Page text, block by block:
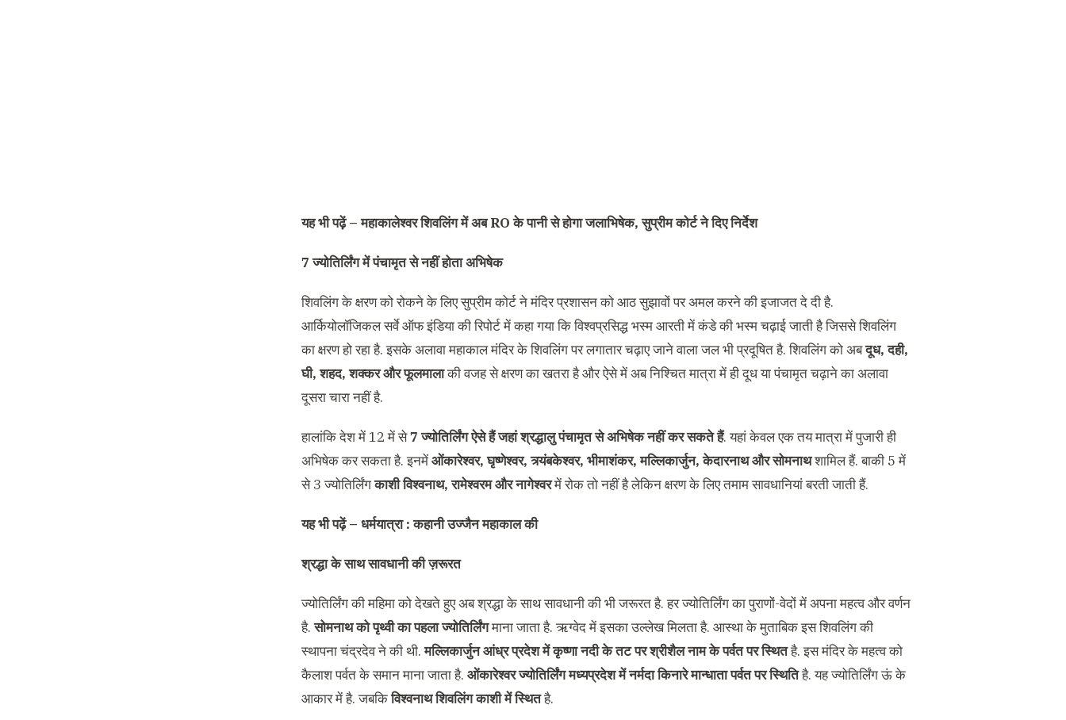
यह भी पढ़ें –महाकालेश्वर शिवलिंग में अब RO के पानी से होगा जलाभिषेक, सुप्रीम कोर्ट ने दिए निर्देश
7 ज्योतिर्लिंग में पंचामृत से नहीं होता अभिषेक
शिवलिंग के क्षरण को रोकने के लिए सुप्रीम कोर्ट ने मंदिर प्रशासन को आठ सुझावों पर अमल करने की इजाजत दे दी है.
आर्कियोलॉजिकल सर्वे ऑफ इंडिया की रिपोर्ट में कहा गया कि विश्वप्रसिद्ध भस्म आरती में कंडे की भस्म चढ़ाई जाती है जिससे शिवलिंग
का क्षरण हो रहा है. इसके अलावा महाकाल मंदिर के शिवलिंग पर लगातार चढ़ाए जाने वाला जल भी प्रदूषित है. शिवलिंग को अबदूध, दही,
घी, शहद, शक्कर और फूलमालाकी वजह से क्षरण का खतरा है और ऐसे में अब निश्चित मात्रा में ही दूध या पंचामृत चढ़ाने का अलावा
दूसरा चारा नहीं है.
हालांकि देश में 12 में से7 ज्योतिर्लिंग ऐसे हैं जहां श्रद्धालु पंचामृत से अभिषेक नहीं कर सकते हैं. यहां केवल एक तय मात्रा में पुजारी ही
अभिषेक कर सकता है. इनमेंओंकारेश्वर, घृष्णेश्वर, त्र्यंबकेश्वर, भीमाशंकर, मल्लिकार्जुन, केदारनाथ और सोमनाथशामिल हैं. बाकी 5 में
से 3 ज्योतिर्लिंगकाशी विश्वनाथ, रामेश्वरम और नागेश्वरमें रोक तो नहीं है लेकिन क्षरण के लिए तमाम सावधानियां बरती जाती हैं.
यह भी पढ़ें – धर्मयात्रा : कहानी उज्जैन महाकाल की
श्रद्धा के साथ सावधानी की ज़रूरत
ज्योतिर्लिंग की महिमा को देखते हुए अब श्रद्धा के साथ सावधानी की भी जरूरत है. हर ज्योतिर्लिंग का पुराणों-वेदों में अपना महत्व और वर्णन
है.सोमनाथ को पृथ्वी का पहला ज्योतिर्लिंगमाना जाता है. ऋग्वेद में इसका उल्लेख मिलता है. आस्था के मुताबिक इस शिवलिंग की
स्थापना चंद्रदेव ने की थी.मल्लिकार्जुन आंध्र प्रदेश में कृष्णा नदी के तट पर श्रीशैल नाम के पर्वत पर स्थितहै. इस मंदिर के महत्व को
कैलाश पर्वत के समान माना जाता है. ओंकारेश्वर ज्योतिर्लिंग मध्यप्रदेश में नर्मदा किनारे मान्धाता पर्वत पर स्थितिहै. यह ज्योतिर्लिंग ऊं के
आकार में है. जबकिविश्वनाथ शिवलिंग काशी में स्थितहै.